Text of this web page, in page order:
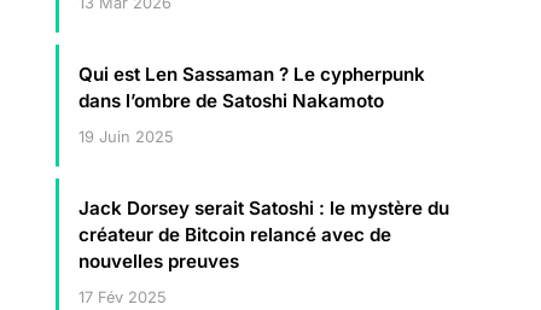
Qui est Len Sassaman ? Le cypherpunk
dans l’ombre de Satoshi Nakamoto
19 Juin 2025
Jack Dorsey serait Satoshi : le mystère du
créateur de Bitcoin relancé avec de
nouvelles preuves
17 Fév 2025